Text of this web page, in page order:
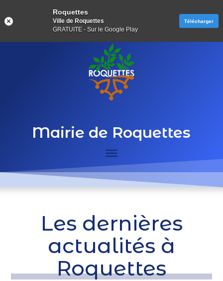
Mairie de Roquettes
Les dernières
actualités à
Roquettes
Roquettes
Ville de Roquettes
GRATUITE - Sur le Google Play
Télécharger